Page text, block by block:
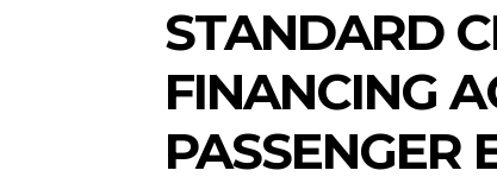
STANDARD
FINANCING
PASSENGER